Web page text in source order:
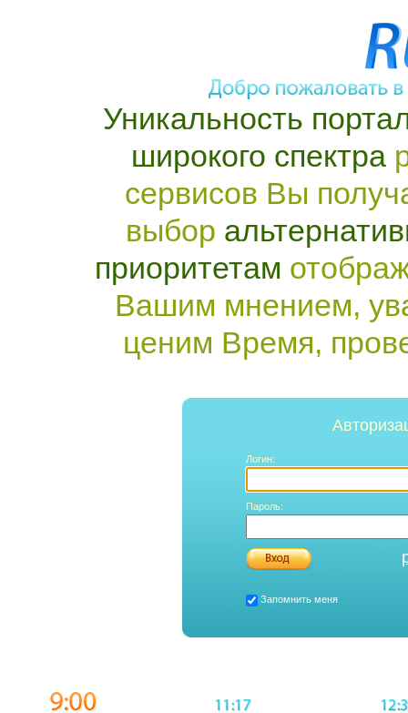
Уникальность
широкого спектра
сервисов Вы
выбор
приоритетам
Вашим мнением,
ценим Время,
Логин:
Пароль:
Запомнить меня